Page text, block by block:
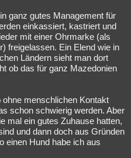
ganz gutes Management für
einkassiert, kastriert und
mit einer Ohrmarke (als
freigelassen. Ein Elend wie in
Ländern sieht man dort
ob das für ganz Mazedonien
menschlichen Kontakt
schon schwierig werden. Aber
mal ein gutes Zuhause hatten,
und dann doch aus Gründen
einen Hund habe ich aus